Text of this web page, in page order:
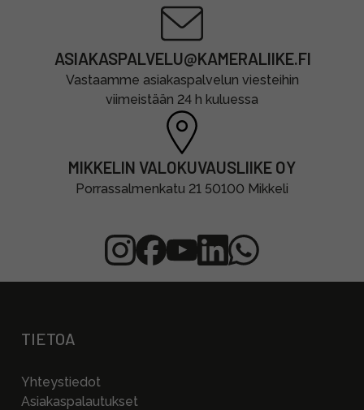
ASIAKASPALVELU@KAMERALIIKE.FI
Vastaamme asiakaspalvelun viesteihin
viimeistään 24 h kuluessa
MIKKELIN VALOKUVAUSLIIKE OY
Porrassalmenkatu 21 50100 Mikkeli
TIETOA
Yhteystiedot
Asiakaspalautukset